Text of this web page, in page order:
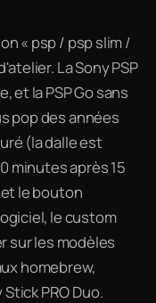
« psp / psp slim /
La Sony PSP
et la PSP Go sans
pop des années
(la dalle est
minutes après 15
le bouton
le custom
sur les modèles
homebrew,
PRO Duo.